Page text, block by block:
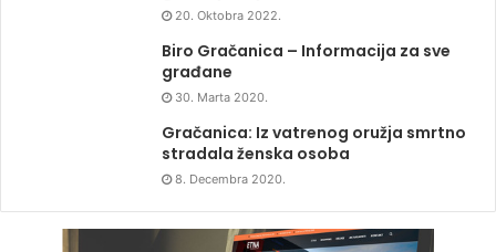
20. Oktobra 2022.
Biro Gračanica – Informacija za sve
građane
30. Marta 2020.
Gračanica: Iz vatrenog oružja smrtno
stradala ženska osoba
8. Decembra 2020.